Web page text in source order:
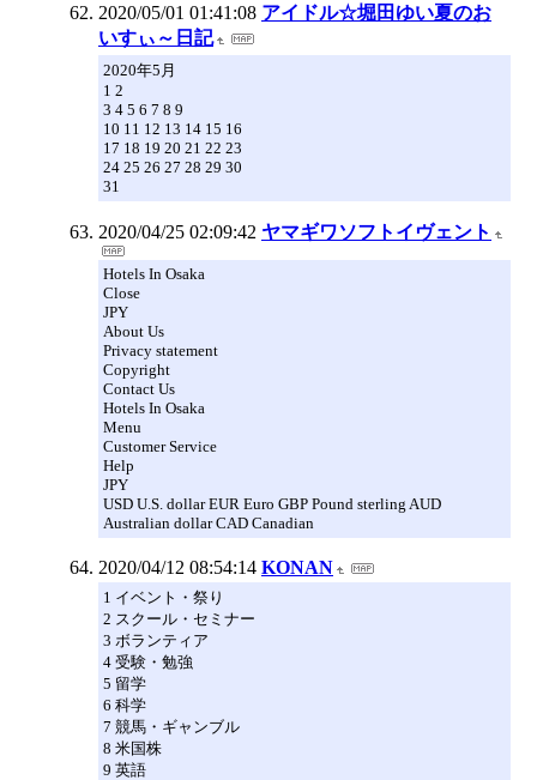
2020/05/01 01:41:08 アイドル☆堀田ゆい夏のお
いすぃ～日記
2020年5月
1 2
3 4 5 6 7 8 9
10 11 12 13 14 15 16
17 18 19 20 21 22 23
24 25 26 27 28 29 30
31
2020/04/25 02:09:42 ヤマギワソフトイヴェント
Hotels In Osaka
Close
JPY
About Us
Privacy statement
Copyright
Contact Us
Hotels In Osaka
Menu
Customer Service
Help
JPY
USD U.S. dollar EUR Euro GBP Pound sterling AUD
Australian dollar CAD Canadian
2020/04/12 08:54:14 KONAN
1 イベント・祭り
2 スクール・セミナー
3 ボランティア
4 受験・勉強
5 留学
6 科学
7 競馬・ギャンブル
8 米国株
9 英語